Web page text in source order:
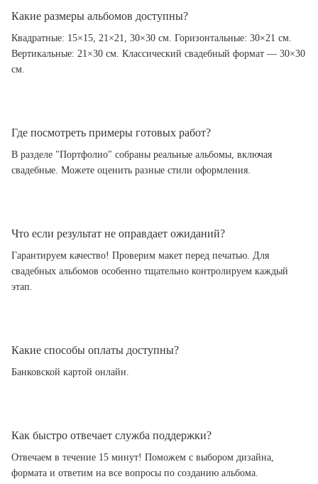
Какие размеры альбомов доступны?
Квадратные: 15×15, 21×21, 30×30 см. Горизонтальные: 30×21 см.
Вертикальные: 21×30 см. Классический свадебный формат — 30×30
см.
Где посмотреть примеры готовых работ?
В разделе "Портфолио" собраны реальные альбомы, включая
свадебные. Можете оценить разные стили оформления.
Что если результат не оправдает ожиданий?
Гарантируем качество! Проверим макет перед печатью. Для
свадебных альбомов особенно тщательно контролируем каждый
этап.
Какие способы оплаты доступны?
Банковской картой онлайн.
Как быстро отвечает служба поддержки?
Отвечаем в течение 15 минут! Поможем с выбором дизайна,
формата и ответим на все вопросы по созданию альбома.